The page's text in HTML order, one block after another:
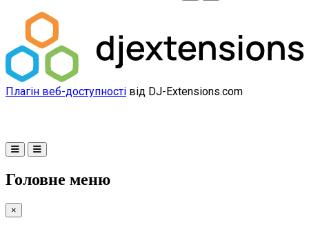
Плагін веб-доступності від DJ-Extensions.com
Головне меню
×